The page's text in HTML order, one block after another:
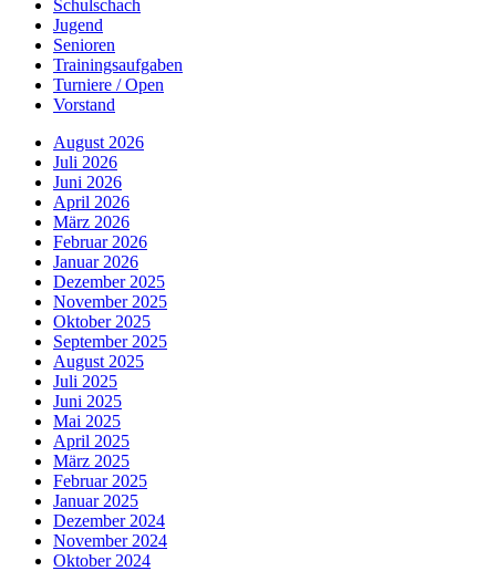
Schulschach
Jugend
Senioren
Trainingsaufgaben
Turniere / Open
Vorstand
August 2026
Juli 2026
Juni 2026
April 2026
März 2026
Februar 2026
Januar 2026
Dezember 2025
November 2025
Oktober 2025
September 2025
August 2025
Juli 2025
Juni 2025
Mai 2025
April 2025
März 2025
Februar 2025
Januar 2025
Dezember 2024
November 2024
Oktober 2024